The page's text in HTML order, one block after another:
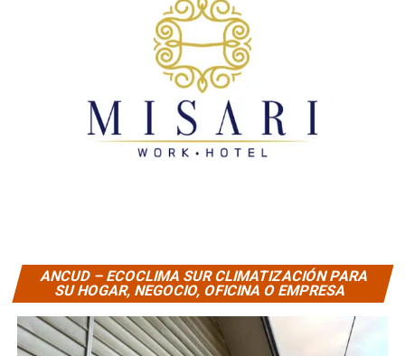
ANCUD – ECOCLIMA SUR CLIMATIZACIÓN PARA
SU HOGAR, NEGOCIO, OFICINA O EMPRESA